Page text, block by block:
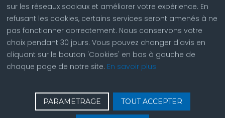
sur les réseaux sociaux et améliorer votre expérience. En
refusant les cookies, certains services seront amenés à ne
pas fonctionner correctement. Nous conservons votre
choix pendant 30 jours. Vous pouvez changer d'avis en
cliquant sur le bouton 'Cookies' en bas à gauche de
chaque page de notre site. En savoir plus
PARAMETRAGE TOUT ACCEPTER
Contactez nous | © Copyright 2023 |Plan du site|
Réalisation du site parABC Site Web| Seconnecter| Accès